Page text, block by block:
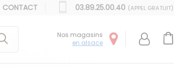
CONTACT 03.89.25.00.40 (APPEL GRATUIT)
Nos magasins
en alsace